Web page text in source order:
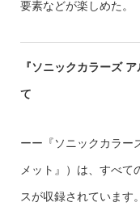
要素などが楽しめた。
『ソニックカラーズ
て
ーー『ソニックカラー
メット』）は、すべて
スが収録されています